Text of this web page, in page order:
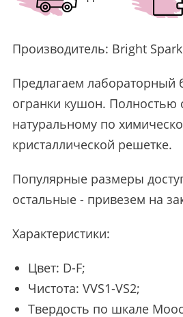
Производитель: Bright Spark
Предлагаем лабораторный
огранки кушон. Полностью
натуральному по
кристаллической решетке.
Популярные размеры
остальные - привезем на
Характеристики:
Цвет: D-F;
Чистота: VVS1-VS2;
Твердость по шкале